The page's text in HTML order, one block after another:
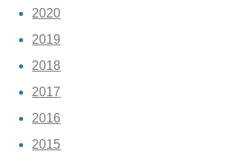
2020
2019
2018
2017
2016
2015